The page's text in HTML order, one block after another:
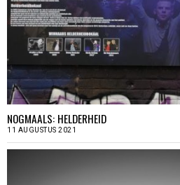
NOGMAALS: HELDERHEID
11 AUGUSTUS 2021